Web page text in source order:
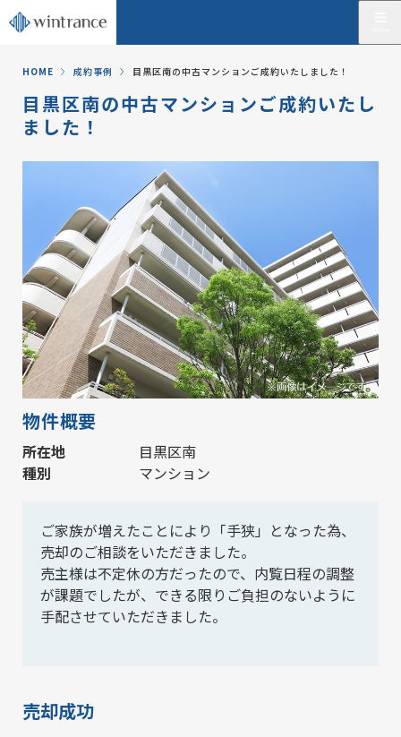
HOME 成約事例 目黒区南の中古マンションご成約いたしました！
目黒区南の中古マンションご成約いたし
ました！
物件概要
所在地
目黒区南
種別
マンション
ご家族が増えたことにより「手狭」となった為、
売却のご相談をいただきました。
売主様は不定休の方だったので、内覧日程の調整
が課題でしたが、できる限りご負担のないように
手配させていただきました。
売却成功